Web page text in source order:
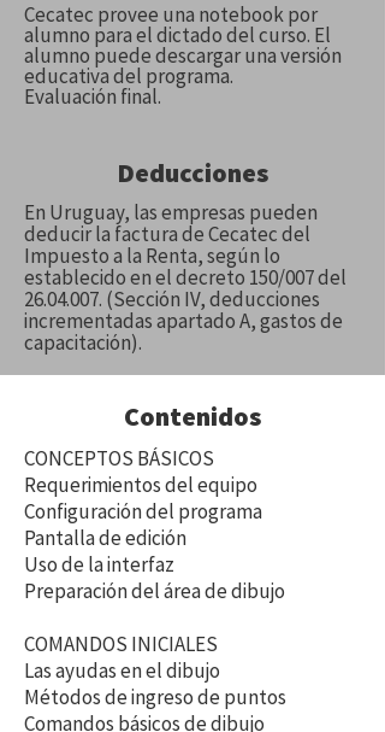
Cecatec provee una notebook por
alumno para el dictado del curso. El
alumno puede descargar una versión
educativa del programa.
Evaluación final.
Deducciones
En Uruguay, las empresas pueden
deducir la factura de Cecatec del
Impuesto a la Renta, según lo
establecido en el decreto 150/007 del
26.04.007. (Sección IV, deducciones
incrementadas apartado A, gastos de
capacitación).
Contenidos
CONCEPTOS BÁSICOS
Requerimientos del equipo
Configuración del programa
Pantalla de edición
Uso de la interfaz
Preparación del área de dibujo
COMANDOS INICIALES
Las ayudas en el dibujo
Métodos de ingreso de puntos
Comandos básicos de dibujo